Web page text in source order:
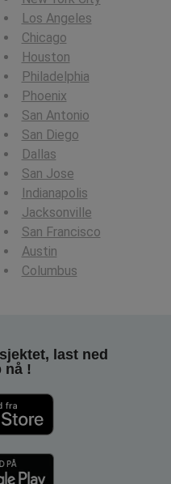
Los Angeles
Chicago
Houston
Philadelphia
Phoenix
San Antonio
San Diego
Dallas
San Jose
Indianapolis
Jacksonville
San Francisco
Austin
Columbus
last ned
nå !